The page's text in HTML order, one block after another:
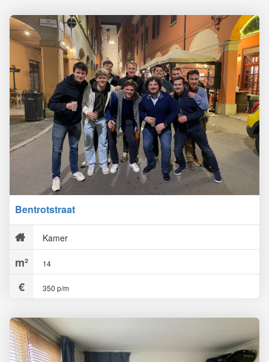
Bentrotstraat
Kamer
14
350 p/m